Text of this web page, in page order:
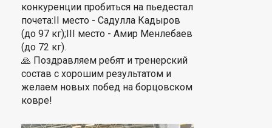
конкуренции пробиться на пьедестал
почета:II место - Садулла Кадыров
(до 97 кг);III место - Амир Менлебаев
(до 72 кг).
🙏 Поздравляем ребят и тренерский
состав с хорошим результатом и
желаем новых побед на борцовском
ковре!